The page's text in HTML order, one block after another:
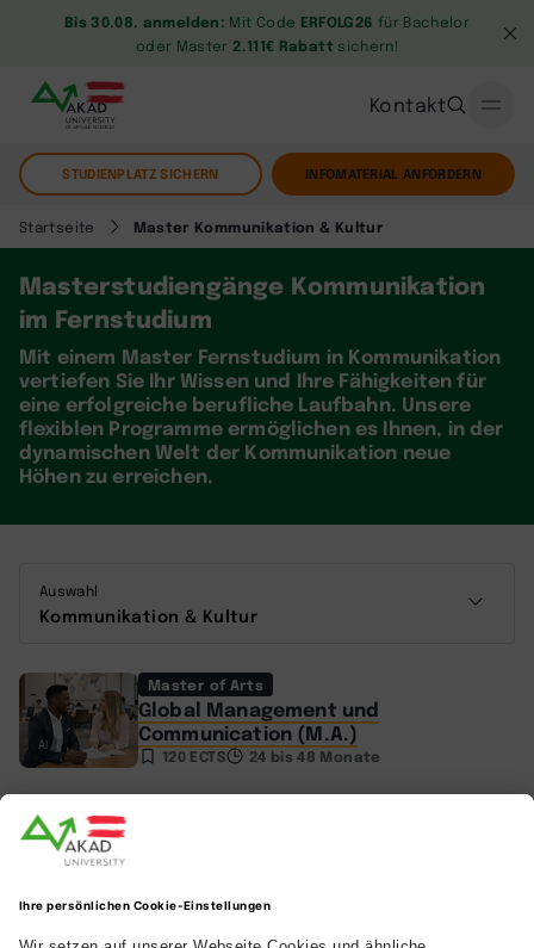
Bis 30.08. anmelden: Mit Code ERFOLG26 für Bachelor
oder Master2.111€ Rabattsichern!
Kontakt
STUDIENPLATZ SICHERN INFOMATERIAL ANFORDERN
Startseite Master Kommunikation & Kultur
Masterstudiengänge Kommunikation
im Fernstudium
Mit einem Master Fernstudium in Kommunikation
vertiefen Sie Ihr Wissen und Ihre Fähigkeiten für
eine erfolgreiche berufliche Laufbahn. Unsere
flexiblen Programme ermöglichen es Ihnen, in der
dynamischen Welt der Kommunikation neue
Höhen zu erreichen.
Auswahl
Kommunikation & Kultur
AI
Master of Arts
Global Management und
Communication (M.A.)
120 ECTS 24 bis 48 Monate